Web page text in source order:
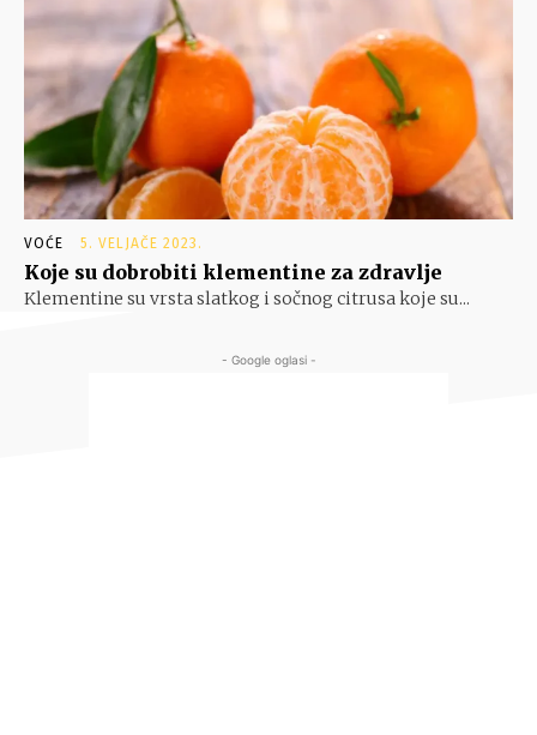
VOĆE 5. VELJAČE 2023.
Koje su dobrobiti klementine za zdravlje
Klementine su vrsta slatkog i sočnog citrusa koje su...
- Google oglasi -